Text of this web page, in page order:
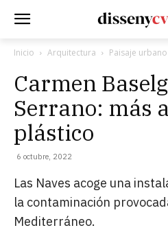
Inicio Arquitectura Paisaje urbano
Carmen
Serrano: más
plástico
6 octubre, 2022
Las Naves acoge una
la contaminación
Mediterráneo.